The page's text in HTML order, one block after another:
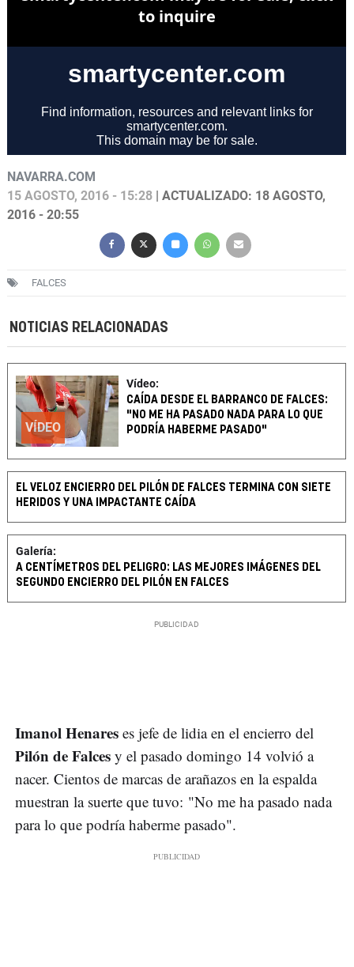
NAVARRA.COM
15 AGOSTO, 2016 - 15:28 | ACTUALIZADO: 18 AGOSTO,
2016 - 20:55
FALCES
NOTICIAS RELACIONADAS
VÍDEO
Vídeo:
CAÍDA DESDE EL BARRANCO DE FALCES:
"NO ME HA PASADO NADA PARA LO QUE
PODRÍA HABERME PASADO"
EL VELOZ ENCIERRO DEL PILÓN DE FALCES TERMINA CON SIETE
HERIDOS Y UNA IMPACTANTE CAÍDA
Galería:
A CENTÍMETROS DEL PELIGRO: LAS MEJORES IMÁGENES DEL
SEGUNDO ENCIERRO DEL PILÓN EN FALCES
Imanol Henares es jefe de lidia en el encierro del
Pilón de Falces y el pasado domingo 14 volvió a
nacer. Cientos de marcas de arañazos en la espalda
muestran la suerte que tuvo: "No me ha pasado nada
para lo que podría haberme pasado".